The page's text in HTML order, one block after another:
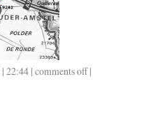
22:44 | comments offon
|